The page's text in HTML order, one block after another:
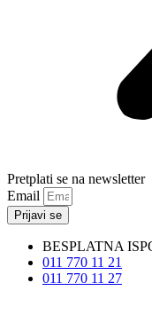
Pretplati se na newsletter
Email
Prijavi se
BESPLATNA
011 770 11 21
011 770 11 27